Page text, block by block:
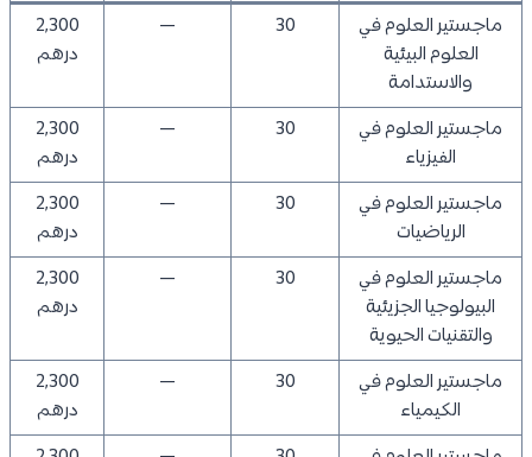
ماجستير العلوم في
العلوم البيئية
والاستدامة
30
—
2,300
درهم
ماجستير العلوم في
الفيزياء
30
—
2,300
درهم
ماجستير العلوم في
الرياضيات
30
—
2,300
درهم
ماجستير العلوم في
البيولوجيا الجزيئية
والتقنيات الحيوية
30
—
2,300
درهم
ماجستير العلوم في
الكيمياء
30
—
2,300
درهم